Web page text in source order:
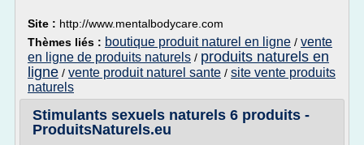
Site : http://www.mentalbodycare.com
Thèmes liés : boutique produit naturel en ligne / vente
en ligne de produits naturels / produits naturels en
ligne / vente produit naturel sante / site vente produits
naturels
Stimulants sexuels naturels 6 produits -
ProduitsNaturels.eu